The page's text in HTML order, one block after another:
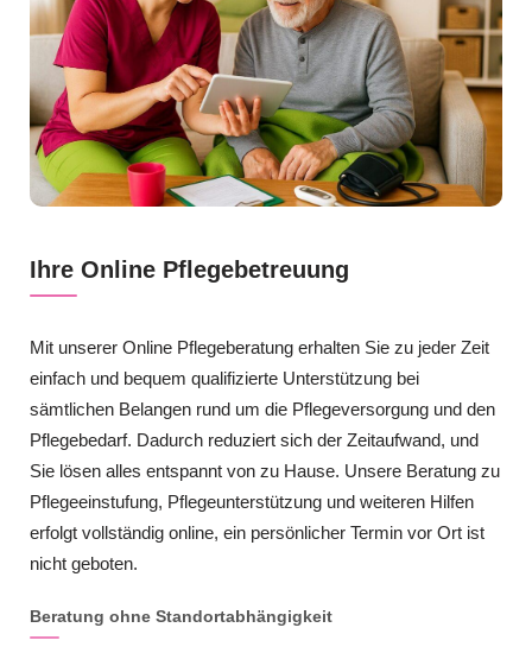
Ihre Online Pflegebetreuung
Mit unserer Online Pflegeberatung erhalten Sie zu jeder Zeit
einfach und bequem qualifizierte Unterstützung bei
sämtlichen Belangen rund um die Pflegeversorgung und den
Pflegebedarf. Dadurch reduziert sich der Zeitaufwand, und
Sie lösen alles entspannt von zu Hause. Unsere Beratung zu
Pflegeeinstufung, Pflegeunterstützung und weiteren Hilfen
erfolgt vollständig online, ein persönlicher Termin vor Ort ist
nicht geboten.
Beratung ohne Standortabhängigkeit